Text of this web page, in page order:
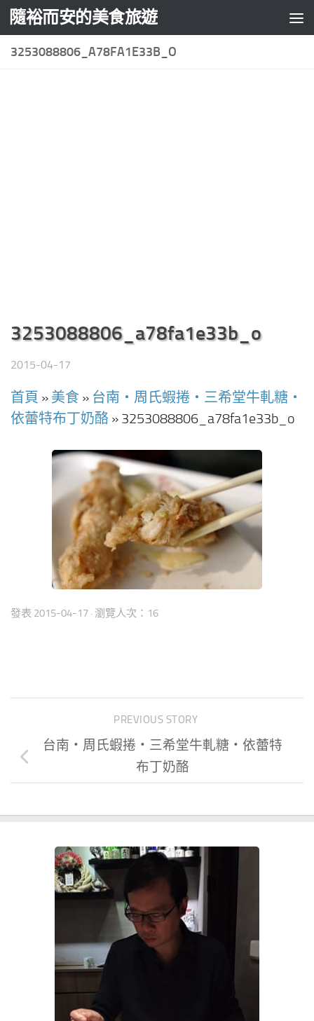
Skip to content
隨裕而安的美食旅遊
3253088806_A78FA1E33B_O
3253088806_a78fa1e33b_o
2015-04-17
首頁 » 美食 » 台南‧周氏蝦捲‧三希堂牛軋糖‧
依蕾特布丁奶酪 » 3253088806_a78fa1e33b_o
發表 2015-04-17 · 瀏覽人次：16
PREVIOUS STORY
台南‧周氏蝦捲‧三希堂牛軋糖‧依蕾特
布丁奶酪